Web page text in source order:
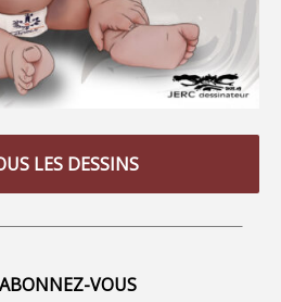
LES DESSINS
ABONNEZ-VOUS